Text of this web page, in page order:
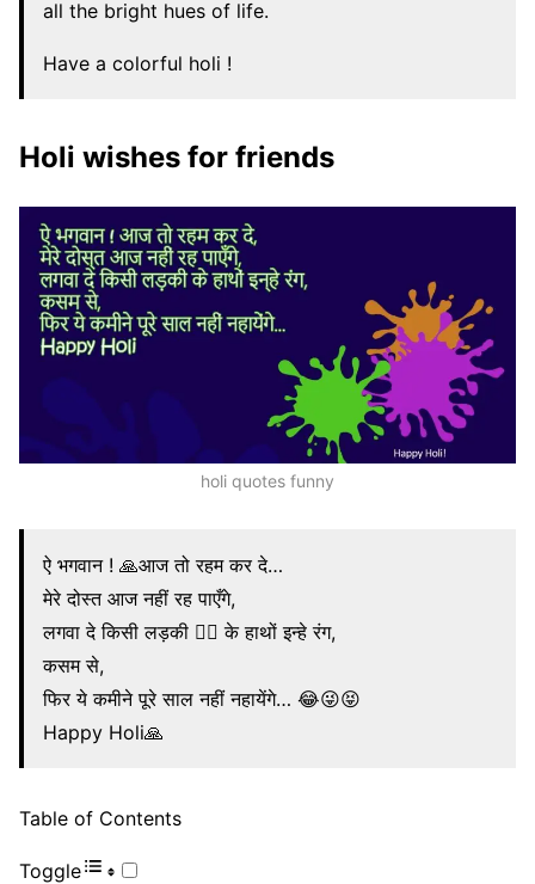
all the bright hues of life.
Have a colorful holi !
Holi wishes for friends
holi quotes funny
ऐ भगवान ! 🙏आज तो रहम कर दे…
मेरे दोस्त आज नहीं रह पाएँगे,
लगवा दे किसी लड़की 💁‍♀️ के हाथों इन्हे रंग,
कसम से,
फिर ये कमीने पूरे साल नहीं नहायेंगे… 😂😜😝
Happy Holi🙏
Table of Contents
Toggle